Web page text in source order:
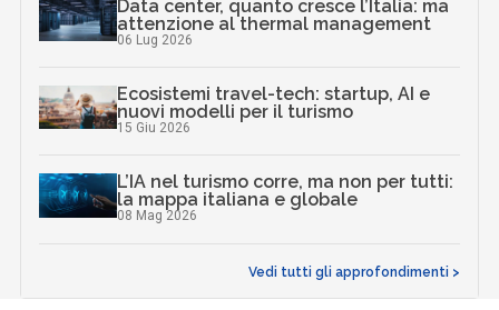
Data center, quanto cresce l’Italia: ma
attenzione al thermal management
06 Lug 2026
Ecosistemi travel-tech: startup, AI e
nuovi modelli per il turismo
15 Giu 2026
L’IA nel turismo corre, ma non per tutti:
la mappa italiana e globale
08 Mag 2026
Vedi tutti gli approfondimenti >